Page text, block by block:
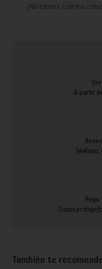
¿No tienes cuenta
A partir
Pago
Datos
También te